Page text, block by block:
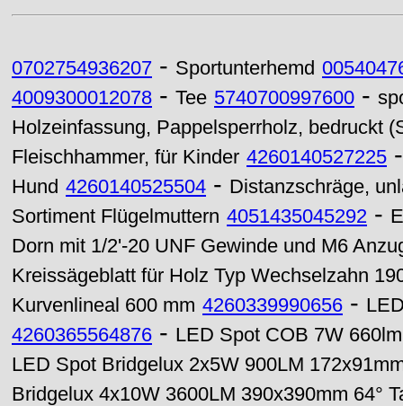
0702754936207 - Sportunterhemd
4009300012078 - Tee 5740700997600 -
Holzeinfassung, Pappelsperrholz, bedruckt
Fleischhammer, für Kinder 4260140527225
Hund 4260140525504 - Distanzschräge,
Sortiment Flügelmuttern 4051435045292 -
Dorn mit 1/2'-20 UNF Gewinde und M6
Kreissägeblatt für Holz Typ Wechselzahn
Kurvenlineal 600 mm 4260339990656 -
4260365564876 - LED Spot COB 7W
LED Spot Bridgelux 2x5W 900LM
Bridgelux 4x10W 3600LM 390x390mm 64°